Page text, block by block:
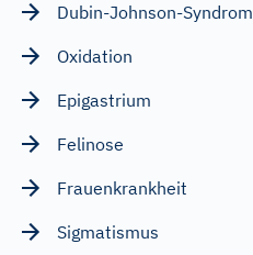
Dubin-Johnson-Syndrom
Oxidation
Epigastrium
Felinose
Frauenkrankheit
Sigmatismus